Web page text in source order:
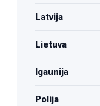
Latvija
Lietuva
Igaunija
Polija